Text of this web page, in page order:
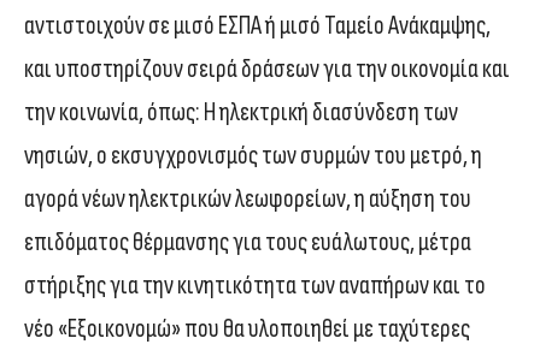
αντιστοιχούν σε μισό ΕΣΠΑ ή μισό Ταμείο Ανάκαμψης,
και υποστηρίζουν σειρά δράσεων για την οικονομία και
την κοινωνία, όπως: Η ηλεκτρική διασύνδεση των
νησιών, ο εκσυγχρονισμός των συρμών του μετρό, η
αγορά νέων ηλεκτρικών λεωφορείων, η αύξηση του
επιδόματος θέρμανσης για τους ευάλωτους, μέτρα
στήριξης για την κινητικότητα των αναπήρων και το
νέο «Εξοικονομώ» που θα υλοποιηθεί με ταχύτερες